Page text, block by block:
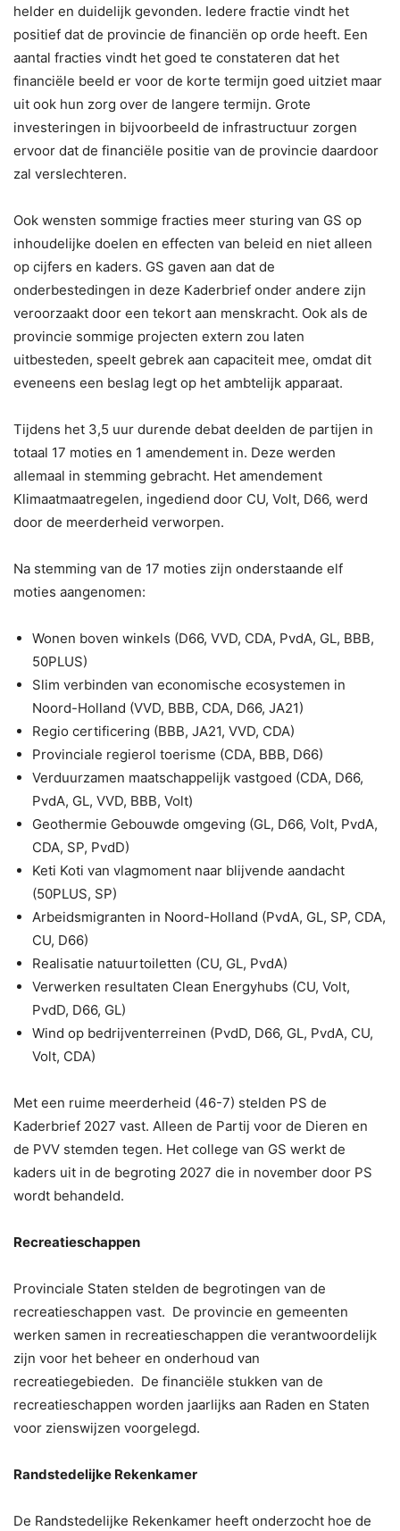
helder en duidelijk gevonden. Iedere fractie vindt het
positief dat de provincie de financiën op orde heeft. Een
aantal fracties vindt het goed te constateren dat het
financiële beeld er voor de korte termijn goed uitziet maar
uit ook hun zorg over de langere termijn. Grote
investeringen in bijvoorbeeld de infrastructuur zorgen
ervoor dat de financiële positie van de provincie daardoor
zal verslechteren.
Ook wensten sommige fracties meer sturing van GS op
inhoudelijke doelen en effecten van beleid en niet alleen
op cijfers en kaders. GS gaven aan dat de
onderbestedingen in deze Kaderbrief onder andere zijn
veroorzaakt door een tekort aan menskracht. Ook als de
provincie sommige projecten extern zou laten
uitbesteden, speelt gebrek aan capaciteit mee, omdat dit
eveneens een beslag legt op het ambtelijk apparaat.
Tijdens het 3,5 uur durende debat deelden de partijen in
totaal 17 moties en 1 amendement in. Deze werden
allemaal in stemming gebracht. Het amendement
Klimaatmaatregelen, ingediend door CU, Volt, D66, werd
door de meerderheid verworpen.
Na stemming van de 17 moties zijn onderstaande elf
moties aangenomen:
Wonen boven winkels (D66, VVD, CDA, PvdA, GL, BBB,
50PLUS)
Slim verbinden van economische ecosystemen in
Noord-Holland (VVD, BBB, CDA, D66, JA21)
Regio certificering (BBB, JA21, VVD, CDA)
Provinciale regierol toerisme (CDA, BBB, D66)
Verduurzamen maatschappelijk vastgoed (CDA, D66,
PvdA, GL, VVD, BBB, Volt)
Geothermie Gebouwde omgeving (GL, D66, Volt, PvdA,
CDA, SP, PvdD)
Keti Koti van vlagmoment naar blijvende aandacht
(50PLUS, SP)
Arbeidsmigranten in Noord-Holland (PvdA, GL, SP, CDA,
CU, D66)
Realisatie natuurtoiletten (CU, GL, PvdA)
Verwerken resultaten Clean Energyhubs (CU, Volt,
PvdD, D66, GL)
Wind op bedrijventerreinen (PvdD, D66, GL, PvdA, CU,
Volt, CDA)
Met een ruime meerderheid (46-7) stelden PS de
Kaderbrief 2027 vast. Alleen de Partij voor de Dieren en
de PVV stemden tegen. Het college van GS werkt de
kaders uit in de begroting 2027 die in november door PS
wordt behandeld.
Recreatieschappen
Provinciale Staten stelden de begrotingen van de
recreatieschappen vast. De provincie en gemeenten
werken samen in recreatieschappen die verantwoordelijk
zijn voor het beheer en onderhoud van
recreatiegebieden. De financiële stukken van de
recreatieschappen worden jaarlijks aan Raden en Staten
voor zienswijzen voorgelegd.
Randstedelijke Rekenkamer
De Randstedelijke Rekenkamer heeft onderzocht hoe de